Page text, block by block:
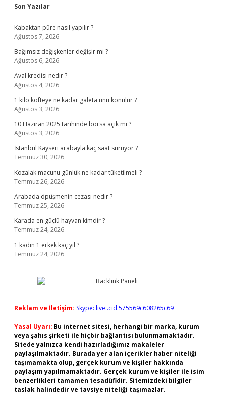
Sidebar
Son Yazılar
Kabaktan püre nasıl yapılır ?
Ağustos 7, 2026
Bağımsız değişkenler değişir mi ?
Ağustos 6, 2026
Aval kredisi nedir ?
Ağustos 4, 2026
1 kilo köfteye ne kadar galeta unu konulur ?
Ağustos 3, 2026
10 Haziran 2025 tarihinde borsa açık mı ?
Ağustos 3, 2026
İstanbul Kayseri arabayla kaç saat sürüyor ?
Temmuz 30, 2026
Kozalak macunu günlük ne kadar tüketilmeli ?
Temmuz 26, 2026
Arabada öpüşmenin cezası nedir ?
Temmuz 25, 2026
Karada en güçlü hayvan kimdir ?
Temmuz 24, 2026
1 kadın 1 erkek kaç yıl ?
Temmuz 24, 2026
Reklam ve İletişim: Skype: live:.cid.575569c608265c69
Yasal Uyarı: Bu internet sitesi, herhangi bir marka, kurum
veya şahıs şirketi ile hiçbir bağlantısı bulunmamaktadır.
Sitede yalnızca kendi hazırladığımız makaleler
paylaşılmaktadır. Burada yer alan içerikler haber niteliği
taşımamakta olup, gerçek kurum ve kişiler hakkında
paylaşım yapılmamaktadır. Gerçek kurum ve kişiler ile isim
benzerlikleri tamamen tesadüfidir. Sitemizdeki bilgiler
taslak halindedir ve tavsiye niteliği taşımazlar.